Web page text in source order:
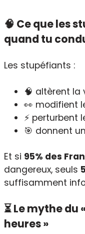
🧠 Ce que les
quand tu
Les stupéfiants :
🧠 altèrent la
👀 modifient
⚡ perturbent
🎯 donnent
Et si 95% des
dangereux, seuls
suffisamment
⏳ Le mythe
heures »